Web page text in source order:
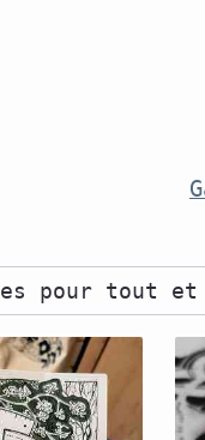
pour tout